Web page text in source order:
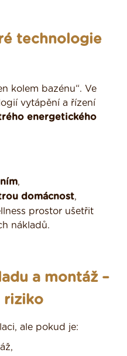
technologie
kolem bazénu“. Ve
vytápění a řízení
energetického
,
domácnost,
prostor ušetřit
nákladů.
a montáž –
riziko
ale pokud je: